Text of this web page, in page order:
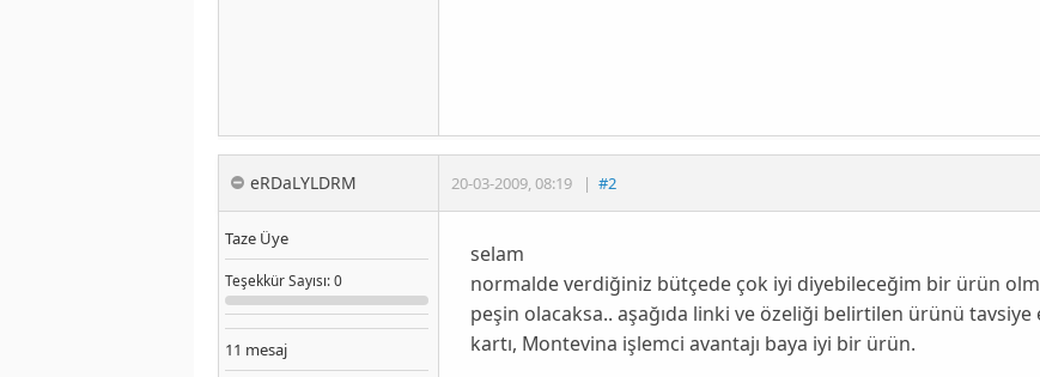
eRDaLYLDRM 20-03-2009,08:19 | #2
Taze Üye
TeşekkürSayısı: 0
11 mesaj
selam
normalde verdiğiniz bütçede çok iyi diyebileceğim bir ürün
peşin olacaksa.. aşağıda linki ve özeliği belirtilen ürünü
kartı, Montevina işlemci avantajı baya iyi bir ürün.